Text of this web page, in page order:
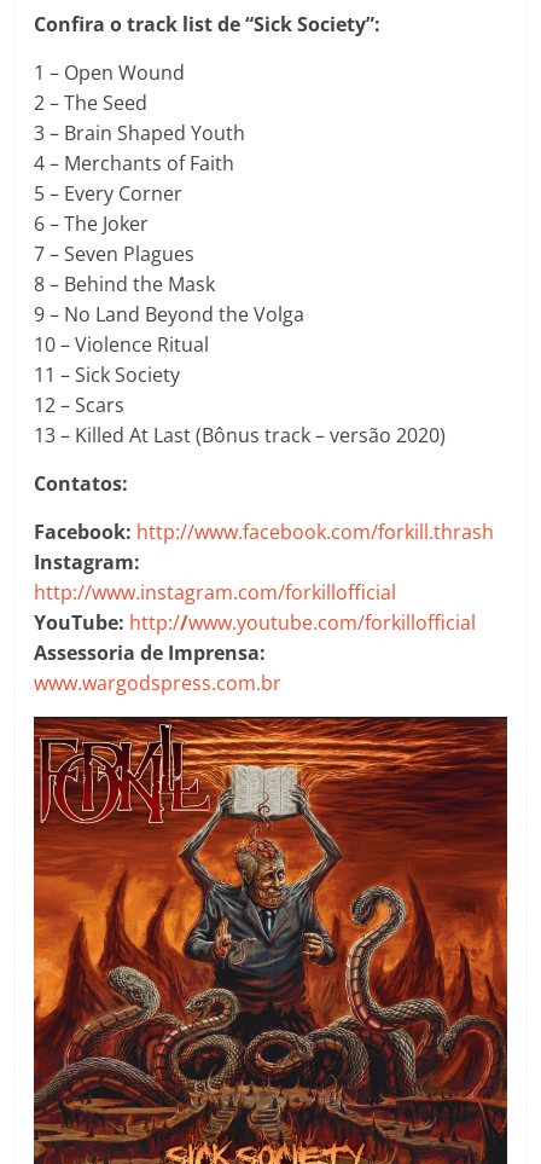
Confira o track list de “Sick Society”:
1 – Open Wound
2 – The Seed
3 – Brain Shaped Youth
4 – Merchants of Faith
5 – Every Corner
6 – The Joker
7 – Seven Plagues
8 – Behind the Mask
9 – No Land Beyond the Volga
10 – Violence Ritual
11 – Sick Society
12 – Scars
13 – Killed At Last (Bônus track – versão 2020)
Contatos:
Facebook: http://www.facebook.com/forkill.thrash
Instagram:
http://www.instagram.com/forkillofficial
YouTube: http://www.youtube.com/forkillofficial
Assessoria de Imprensa:
www.wargodspress.com.br